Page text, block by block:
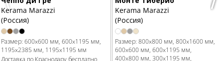
Kerama Marazzi
(Россия)
Размер: 600x600 мм 600x1195 мм
1195x2385 мм 1195x1195 мм
Доставка по Краснодару бесплатно
Kerama Marazzi
(Россия)
Размер: 800x800 мм 800x1600 мм
600x600 мм 600x1195 мм
400x800 мм 300x1195 мм